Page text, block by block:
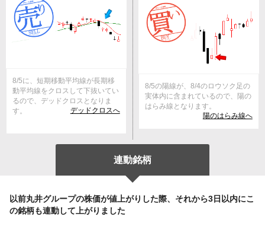
8/5に、短期移動平均線が長期移
動平均線をクロスして下抜いてい
るので、デッドクロスとなりま
す。
デッドクロスへ
8/5の陽線が、8/4のロウソク足の
実体内に含まれているので、陽の
はらみ線となります。
陽のはらみ線へ
連動銘柄
以前丸井グループの株価が値上がりした際、それから3日以内にこ
の銘柄も連動して上がりました